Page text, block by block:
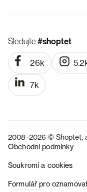
Sledujte#shoptet
26k
7k
2008–2026 © Shoptet,
Obchodní podmínky
Soukromí a cookies
Formulář pro